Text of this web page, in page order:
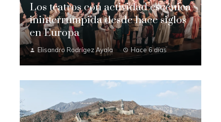
Los teatros con actividad escénica
ininterrumpida desde hace siglos
en Europa
Elisandro Rodrígez Ayala Hace 6 días